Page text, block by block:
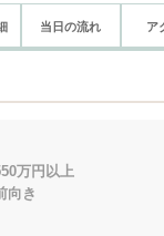
当日の流れ ア
円以上
き